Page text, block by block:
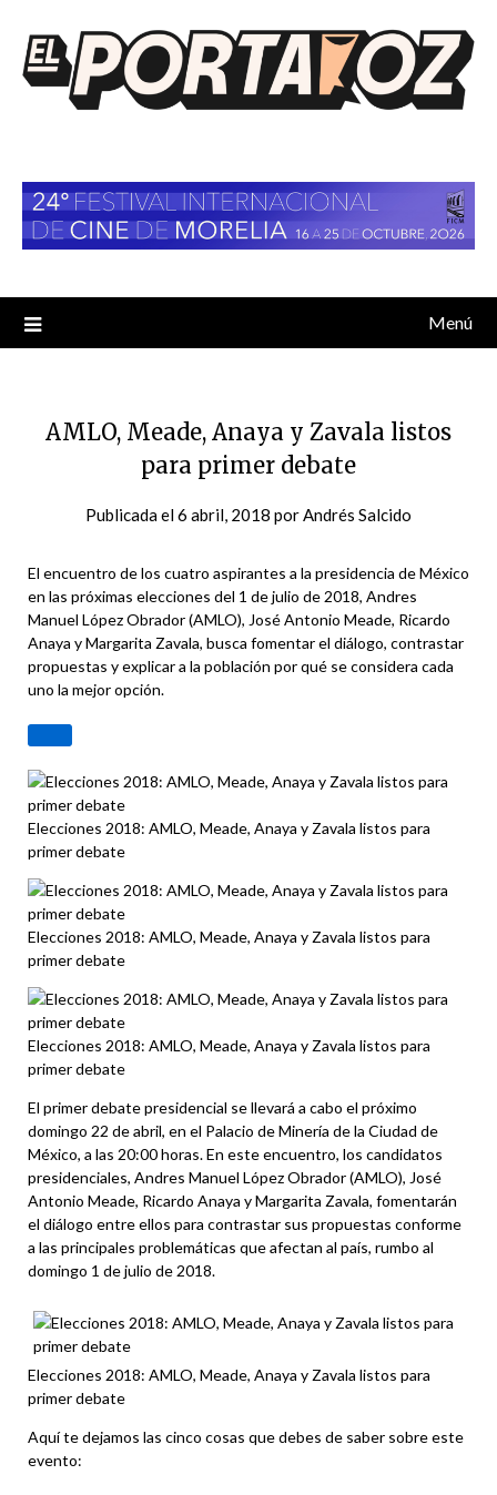
contenido
Menú
AMLO, Meade, Anaya y Zavala listos
para primer debate
Publicada el6 abril, 2018 porAndrés Salcido
El encuentro de los cuatro aspirantes a la presidencia de México
en las próximas elecciones del 1 de julio de 2018, Andres
Manuel López Obrador (AMLO), José Antonio Meade, Ricardo
Anaya y Margarita Zavala, busca fomentar el diálogo, contrastar
propuestas y explicar a la población por qué se considera cada
uno la mejor opción.
Elecciones 2018: AMLO, Meade, Anaya y Zavala listos para
primer debate
Elecciones 2018: AMLO, Meade, Anaya y Zavala listos para
primer debate
Elecciones 2018: AMLO, Meade, Anaya y Zavala listos para
primer debate
El primer debate presidencial se llevará a cabo el próximo
domingo 22 de abril, en el Palacio de Minería de la Ciudad de
México, a las 20:00 horas. En este encuentro, los candidatos
presidenciales, Andres Manuel López Obrador (AMLO), José
Antonio Meade, Ricardo Anaya y Margarita Zavala, fomentarán
el diálogo entre ellos para contrastar sus propuestas conforme
a las principales problemáticas que afectan al país, rumbo al
domingo 1 de julio de 2018.
Elecciones 2018: AMLO, Meade, Anaya y Zavala listos para
primer debate
Aquí te dejamos las cinco cosas que debes de saber sobre este
evento: